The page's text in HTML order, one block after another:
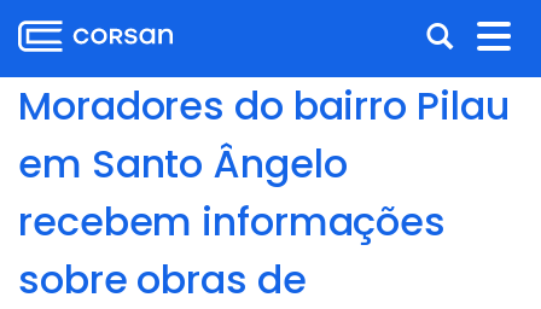
para
o
conteúdo
para
menu
para
para
o
conteúdo
Abrir
a
busca
Moradores do bairro Pilau
em Santo Ângelo
recebem informações
sobre obras de